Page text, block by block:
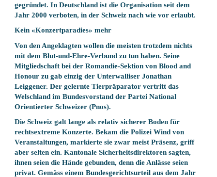
gegründet. In Deutschland ist die Organisation seit dem
Jahr 2000 verboten, in der Schweiz nach wie vor erlaubt.
Kein «Konzertparadies» mehr
Von den Angeklagten wollen die meisten trotzdem nichts
mit dem Blut-und-Ehre-Verbund zu tun haben. Seine
Mitgliedschaft bei der Romandie-Sektion von Blood and
Honour zu gab einzig der Unterwalliser Jonathan
Leiggener. Der gelernte Tierpräparator vertritt das
Welschland im Bundesvorstand der Partei National
Orientierter Schweizer (Pnos).
Die Schweiz galt lange als relativ sicherer Boden für
rechtsextreme Konzerte. Bekam die Polizei Wind von
Veranstaltungen, markierte sie zwar meist Präsenz, griff
aber selten ein. Kantonale Sicherheitsdirektoren sagten,
ihnen seien die Hände gebunden, denn die Anlässe seien
privat. Gemäss einem Bundesgerichtsurteil aus dem Jahr